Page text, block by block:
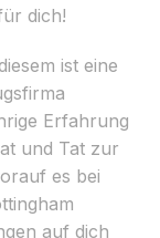
dich!
ist eine
Erfahrung
und Tat zur
es bei
auf dich